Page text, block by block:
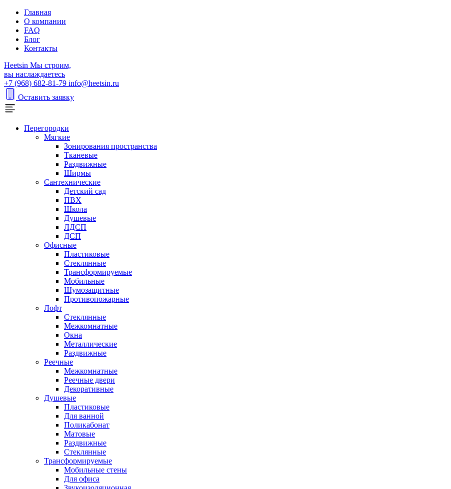
Главная
О компании
FAQ
Блог
Контакты
Heetsin Мы строим,
вы наслаждаетесь
+7 (968) 682-81-79 info@heetsin.ru
Оставить заявку
Перегородки
Мягкие
Зонирования пространства
Тканевые
Раздвижные
Ширмы
Сантехнические
Детский сад
ПВХ
Школа
Душевые
ЛДСП
ДСП
Офисные
Пластиковые
Стеклянные
Трансформируемые
Мобильные
Шумозащитные
Противопожарные
Лофт
Стеклянные
Межкомнатные
Окна
Металлические
Раздвижные
Реечные
Межкомнатные
Реечные двери
Декоративные
Душевые
Пластиковые
Для ванной
Поликабонат
Матовые
Раздвижные
Стеклянные
Трансформируемые
Мобильные стены
Для офиса